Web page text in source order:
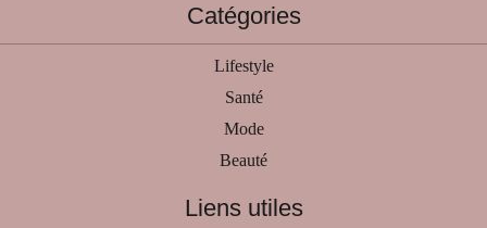
Catégories
Lifestyle
Santé
Mode
Beauté
Liens utiles